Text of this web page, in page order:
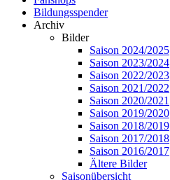
Bildungsspender
Archiv
Bilder
Saison 2024/2025
Saison 2023/2024
Saison 2022/2023
Saison 2021/2022
Saison 2020/2021
Saison 2019/2020
Saison 2018/2019
Saison 2017/2018
Saison 2016/2017
Ältere Bilder
Saisonübersicht